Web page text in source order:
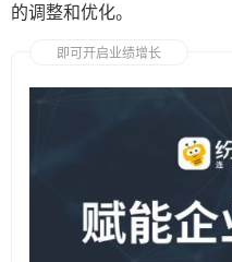
的调整和优化。
即可开启业绩增长